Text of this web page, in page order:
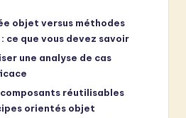
objet versus méthodes
ce que vous devez savoir
une analyse de cas
réutilisables
orientés objet